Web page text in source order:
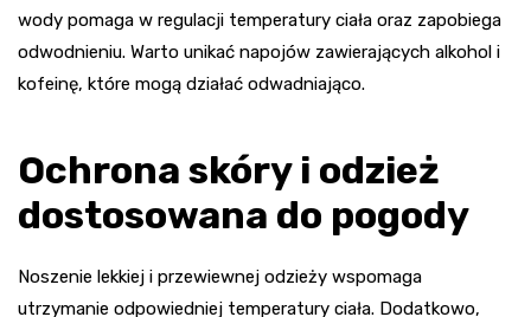
wody pomaga w regulacji temperatury ciała oraz zapobiega
odwodnieniu. Warto unikać napojów zawierających alkohol i
kofeinę, które mogą działać odwadniająco.
Ochrona skóry i odzież
dostosowana do pogody
Noszenie lekkiej i przewiewnej odzieży wspomaga
utrzymanie odpowiedniej temperatury ciała. Dodatkowo,